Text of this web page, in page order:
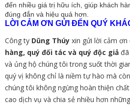
đến nhiều giá trị hữu ích, giúp khách
đúng đắn và hiệu quả hơn.
LỜI CẢM ƠN GỬI ĐẾN QUÝ
Công ty Dũng Thúy xin gửi lời cảm ơn
hàng, quý đối tác và quý độc giả
và ủng hộ chúng tôi trong suốt thời
quý vị không chỉ là niềm tự hào mà
chúng tôi không ngừng hoàn thiện
cao dịch vụ và chia sẻ nhiều hơn